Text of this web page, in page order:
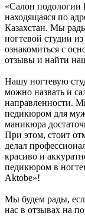
«Салон подологии
находящаяся по
Казахстан. Мы
ногтевой студии
ознакомиться с
отзывы и найти
Нашу ногтевую
можно назвать и
направленности.
педикюром для
маникюра
При этом, стоит
делал
красиво и
педикюром в
Aktobe»!
Мы будем рады,
нас в отзывах на